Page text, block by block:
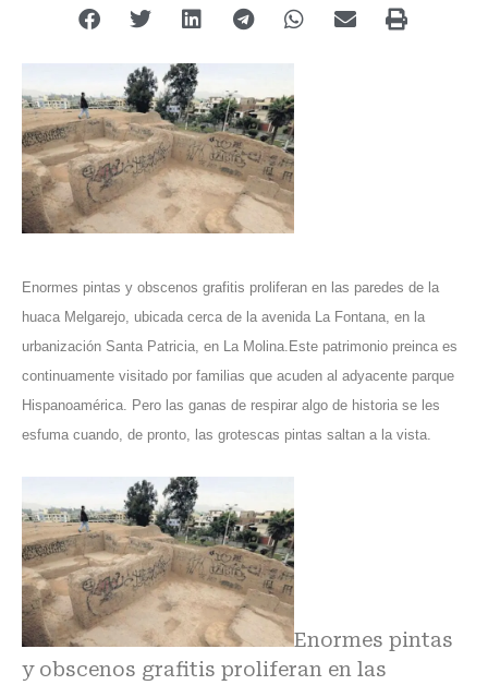
Enormes pintas y obscenos grafitis proliferan en las paredes de la
huaca Melgarejo, ubicada cerca de la avenida La Fontana, en la
urbanización Santa Patricia, en La Molina.Este patrimonio preinca es
continuamente visitado por familias que acuden al adyacente parque
Hispanoamérica. Pero las ganas de respirar algo de historia se les
esfuma cuando, de pronto, las grotescas pintas saltan a la vista.
Enormes pintas
y obscenos grafitis proliferan en las